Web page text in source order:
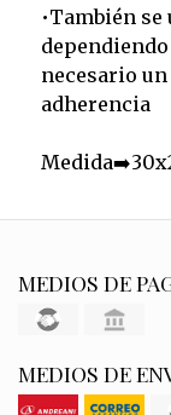
•También
necesario
adherencia
MEDIOS DE
MEDIOS DE